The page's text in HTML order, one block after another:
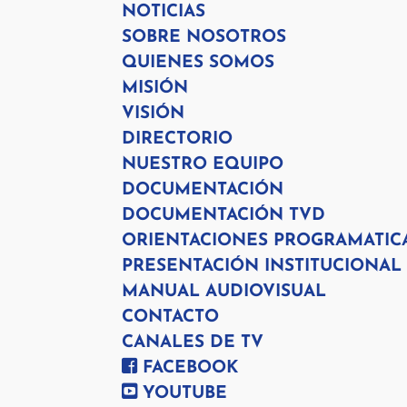
NOTICIAS
SOBRE NOSOTROS
QUIENES SOMOS
MISIÓN
VISIÓN
DIRECTORIO
NUESTRO EQUIPO
DOCUMENTACIÓN
DOCUMENTACIÓN TVD
ORIENTACIONES
PRESENTACIÓN INSTITUCIONAL
MANUAL AUDIOVISUAL
CONTACTO
CANALES DE TV
FACEBOOK
YOUTUBE